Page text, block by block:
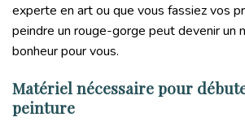
experte en art ou que vous fassiez vos
peindre un rouge-gorge peut devenir un
bonheur pour vous.
Matériel nécessaire pour
peinture